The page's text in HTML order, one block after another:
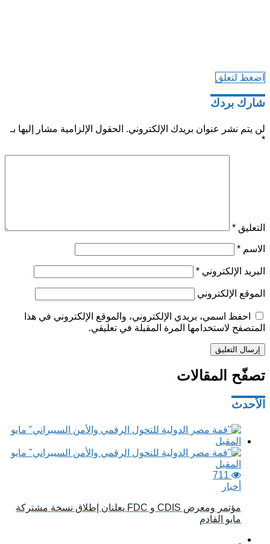
اضغط لتعلق
شارك بردك
لن يتم نشر عنوان بريدك الإلكتروني. الحقول الإلزامية مشار إليها بـ
*
التعليق *
الاسم *
البريد الإلكتروني *
الموقع الإلكتروني
احفظ اسمي، بريدي الإلكتروني، والموقع الإلكتروني في هذا
المتصفح لاستخدامها المرة المقبلة في تعليقي.
تصفّح المقالات
الأحدث
711
أخبار
مؤتمر ومعرض CDIS و FDC يعلنان إطلاق نسخة مشتركة
مايو القادم